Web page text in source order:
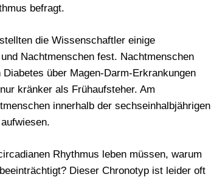
befragt.
die Wissenschaftler einige
Nachtmenschen fest. Nachtmenschen
Diabetes über Magen-Darm-Erkrankungen
kränker als Frühaufsteher. Am
innerhalb der sechseinhalbjährigen
aufwiesen.
Rhythmus leben müssen, warum
Dieser Chronotyp ist leider oft